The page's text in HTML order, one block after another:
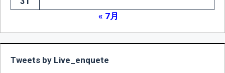
« 7月
Tweets by Live_enquete